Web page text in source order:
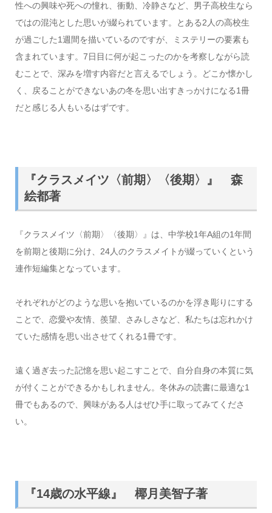
性への興味や死への憧れ、衝動、冷静さなど、男子高校生なら
ではの混沌とした思いが綴られています。とある2人の高校生
が過ごした1週間を描いているのですが、ミステリーの要素も
含まれています。7日目に何が起こったのかを考察しながら読
むことで、深みを増す内容だと言えるでしょう。どこか懐かし
く、戻ることができないあの冬を思い出すきっかけになる1冊
だと感じる人もいるはずです。
『クラスメイツ〈前期〉〈後期〉』 森
絵都著
『クラスメイツ〈前期〉〈後期〉』は、中学校1年A組の1年間
を前期と後期に分け、24人のクラスメイトが綴っていくという
連作短編集となっています。
それぞれがどのような思いを抱いているのかを浮き彫りにする
ことで、恋愛や友情、羨望、さみしさなど、私たちは忘れかけ
ていた感情を思い出させてくれる1冊です。
遠く過ぎ去った記憶を思い起こすことで、自分自身の本質に気
が付くことができるかもしれません。冬休みの読書に最適な1
冊でもあるので、興味がある人はぜひ手に取ってみてくださ
い。
『14歳の水平線』 椰月美智子著